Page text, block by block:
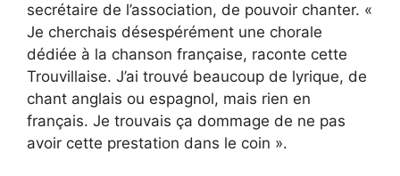
secrétaire de l’association, de pouvoir chanter. «
Je cherchais désespérément une chorale
dédiée à la chanson française, raconte cette
Trouvillaise. J’ai trouvé beaucoup de lyrique, de
chant anglais ou espagnol, mais rien en
français. Je trouvais ça dommage de ne pas
avoir cette prestation dans le coin ».